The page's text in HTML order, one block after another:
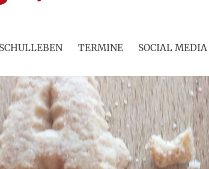
SCHULLEBEN TERMINE SOCIAL MEDIA